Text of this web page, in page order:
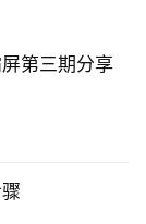
第三期分享